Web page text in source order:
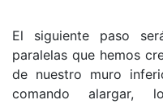
El siguiente paso
paralelas que hemos
de nuestro muro
comando alargar,